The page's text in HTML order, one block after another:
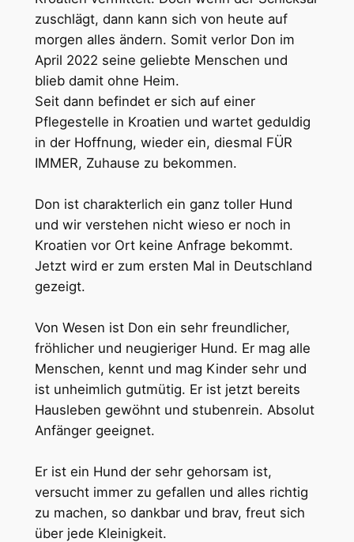
zuschlägt, dann kann sich von heute auf
morgen alles ändern. Somit verlor Don im
April 2022 seine geliebte Menschen und
blieb damit ohne Heim.
Seit dann befindet er sich auf einer
Pflegestelle in Kroatien und wartet geduldig
in der Hoffnung, wieder ein, diesmal FÜR
IMMER, Zuhause zu bekommen.
Don ist charakterlich ein ganz toller Hund
und wir verstehen nicht wieso er noch in
Kroatien vor Ort keine Anfrage bekommt.
Jetzt wird er zum ersten Mal in Deutschland
gezeigt.
Von Wesen ist Don ein sehr freundlicher,
fröhlicher und neugieriger Hund. Er mag alle
Menschen, kennt und mag Kinder sehr und
ist unheimlich gutmütig. Er ist jetzt bereits
Hausleben gewöhnt und stubenrein. Absolut
Anfänger geeignet.
Er ist ein Hund der sehr gehorsam ist,
versucht immer zu gefallen und alles richtig
zu machen, so dankbar und brav, freut sich
über jede Kleinigkeit.